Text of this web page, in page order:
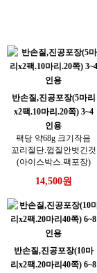
반손질,진공포장(5마리
x2팩.10마리.20쪽) 3~4
인용
팩당 약68g 크기작음
꼬리절단.껍질안벗긴것
(아이스박스.팩포장)
14,500원
반손질,진공포장(10마
리x2팩.20마리40쪽) 6~8